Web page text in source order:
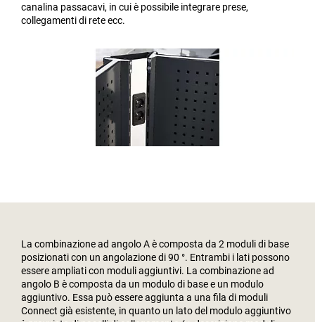
canalina passacavi, in cui è possibile integrare prese,
collegamenti di rete ecc.
La combinazione ad angolo A è composta da 2 moduli di base
posizionati con un angolazione di 90 °. Entrambi i lati possono
essere ampliati con moduli aggiuntivi. La combinazione ad
angolo B è composta da un modulo di base e un modulo
aggiuntivo. Essa può essere aggiunta a una fila di moduli
Connect già esistente, in quanto un lato del modulo aggiuntivo